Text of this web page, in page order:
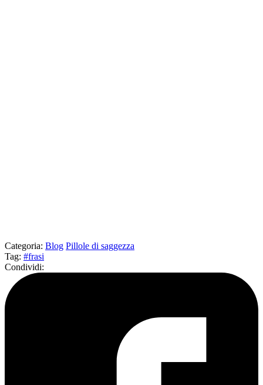
Categoria: Blog Pillole di saggezza
Tag: #frasi
Condividi: